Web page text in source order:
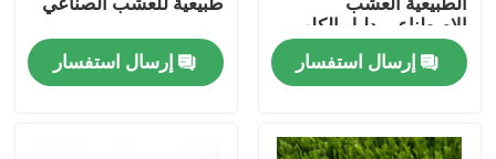
مسكن
الاصطناعي دليل الكلب
إرسال استفسار
إرسال استفسار